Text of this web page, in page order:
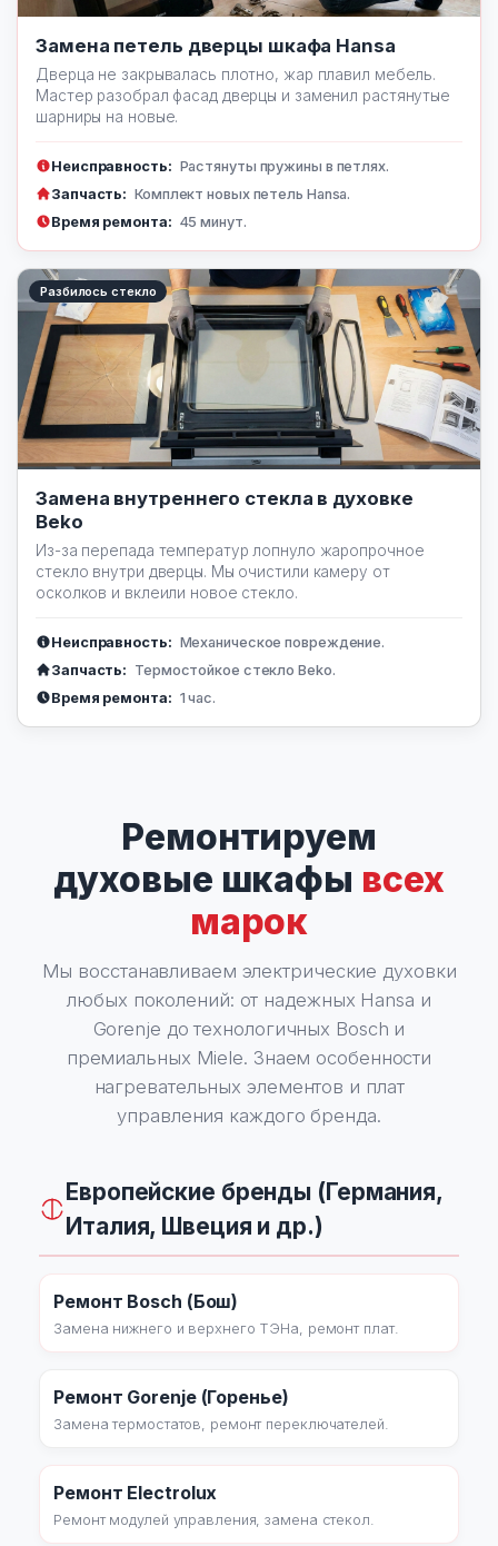
Замена петель дверцы шкафа Hansa
Дверца не закрывалась плотно, жар плавил мебель.
Мастер разобрал фасад дверцы и заменил растянутые
шарниры на новые.
Неисправность: Растянуты пружины в петлях.
Запчасть: Комплект новых петель Hansa.
Время ремонта: 45 минут.
Разбилось стекло
Замена внутреннего стекла в духовке
Beko
Из-за перепада температур лопнуло жаропрочное
стекло внутри дверцы. Мы очистили камеру от
осколков и вклеили новое стекло.
Неисправность: Механическое повреждение.
Запчасть: Термостойкое стекло Beko.
Время ремонта: 1 час.
Ремонтируем
духовые шкафы всех
марок
Мы восстанавливаем электрические духовки
любых поколений: от надежных Hansa и
Gorenje до технологичных Bosch и
премиальных Miele. Знаем особенности
нагревательных элементов и плат
управления каждого бренда.
Европейские бренды (Германия,
Италия, Швеция и др.)
Ремонт Bosch (Бош)
Замена нижнего и верхнего ТЭНа, ремонт плат.
Ремонт Gorenje (Горенье)
Замена термостатов, ремонт переключателей.
Ремонт Electrolux
Ремонт модулей управления, замена стекол.